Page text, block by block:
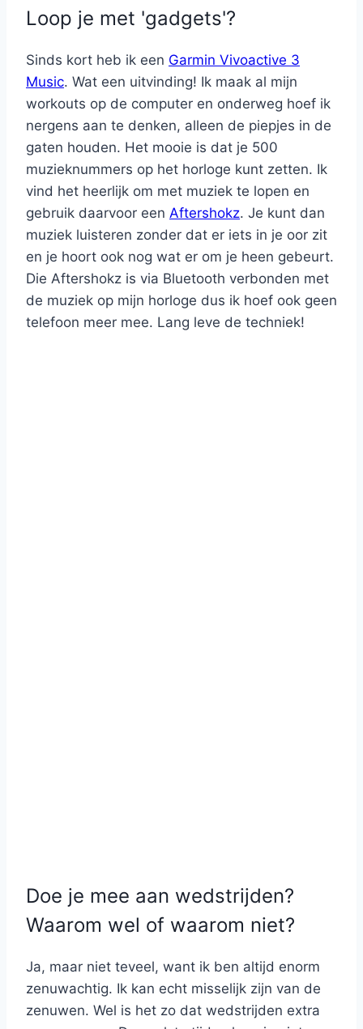
Loop je met 'gadgets'?
Sinds kort heb ik een Garmin Vivoactive 3
Music. Wat een uitvinding! Ik maak al mijn
workouts op de computer en onderweg hoef ik
nergens aan te denken, alleen de piepjes in de
gaten houden. Het mooie is dat je 500
muzieknummers op het horloge kunt zetten. Ik
vind het heerlijk om met muziek te lopen en
gebruik daarvoor een Aftershokz. Je kunt dan
muziek luisteren zonder dat er iets in je oor zit
en je hoort ook nog wat er om je heen gebeurt.
Die Aftershokz is via Bluetooth verbonden met
de muziek op mijn horloge dus ik hoef ook geen
telefoon meer mee. Lang leve de techniek!
Doe je mee aan wedstrijden?
Waarom wel of waarom niet?
Ja, maar niet teveel, want ik ben altijd enorm
zenuwachtig. Ik kan echt misselijk zijn van de
zenuwen. Wel is het zo dat wedstrijden extra